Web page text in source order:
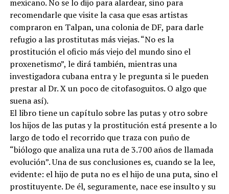
mexicano. No se lo dijo para alardear, sino para
recomendarle que visite la casa que esas artistas
compraron en Talpan, una colonia de DF, para darle
refugio a las prostitutas más viejas. “No es la
prostitución el oficio más viejo del mundo sino el
proxenetismo”, le dirá también, mientras una
investigadora cubana entra y le pregunta si le pueden
prestar al Dr. X un poco de citofasoguitos. O algo que
suena así).
El libro tiene un capítulo sobre las putas y otro sobre
los hijos de las putas y la prostitución está presente a lo
largo de todo el recorrido que traza con puño de
“biólogo que analiza una ruta de 3.700 años de llamada
evolución”. Una de sus conclusiones es, cuando se la lee,
evidente: el hijo de puta no es el hijo de una puta, sino el
prostituyente. De él, seguramente, nace ese insulto y su